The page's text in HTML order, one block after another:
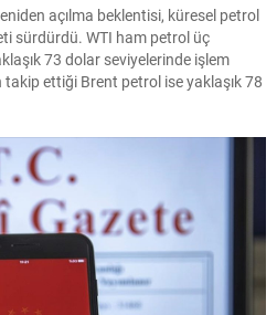
açılma beklentisi, küresel petrol
sürdürdü. WTI ham petrol üç
73 dolar seviyelerinde işlem
takip ettiği Brent petrol ise yaklaşık 78
arasında varılan ve Hürmüz